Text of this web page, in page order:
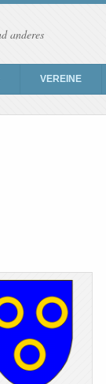
anderes
VEREINE